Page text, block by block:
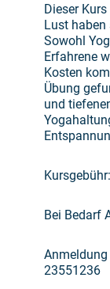
Dieser
Lust
Sowohl
Erfahrene
Kosten
Übung
und
Bei Bedarf
23551236